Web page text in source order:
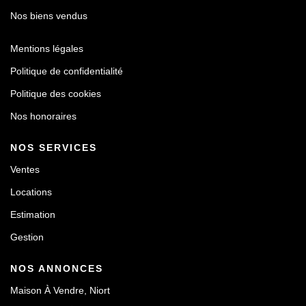
Nos biens vendus
Mentions légales
Politique de confidentialité
Politique des cookies
Nos honoraires
NOS SERVICES
Ventes
Locations
Estimation
Gestion
NOS ANNONCES
Maison À Vendre, Niort